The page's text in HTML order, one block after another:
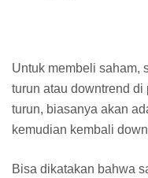
Untuk membeli saham,
turun atau downtrend
turun, biasanya akan
kemudian kembali
Bisa dikatakan bahwa